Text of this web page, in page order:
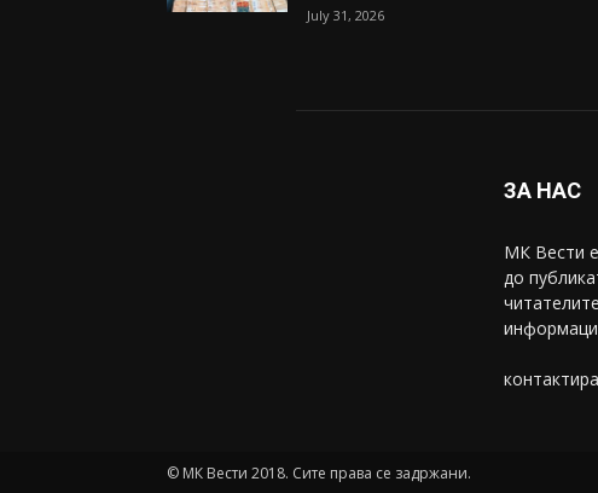
July 31, 2026
ЗА НАС
МК Вести
до
© МК Вести 2018. Сите права се задржани.